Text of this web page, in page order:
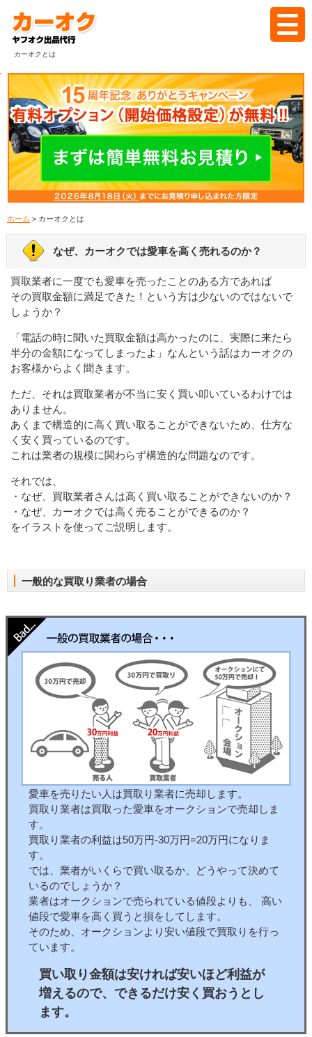
カーオクとは
代行の流れ
料金
落札実績
よくある質問
カーオクとは
ホーム > カーオクとは
なぜ、カーオクでは愛車を高く売れるのか？
買取業者に一度でも愛車を売ったことのある方であれば
その買取金額に満足できた！という方は少ないのではないで
しょうか？
「電話の時に聞いた買取金額は高かったのに、実際に来たら
半分の金額になってしまったよ」なんという話はカーオクの
お客様からよく聞きます。
ただ、それは買取業者が不当に安く買い叩いているわけでは
ありません。
あくまで構造的に高く買い取ることができないため、仕方な
く安く買っているのです。
これは業者の規模に関わらず構造的な問題なのです。
それでは、
・なぜ、買取業者さんは高く買い取ることができないのか？
・なぜ、カーオクでは高く売ることができるのか？
をイラストを使ってご説明します。
一般的な買取り業者の場合
愛車を売りたい人は買取り業者に売却します。
買取り業者は買取った愛車をオークションで売却しま
す。
買取り業者の利益は50万円-30万円=20万円になりま
す。
では、業者がいくらで買い取るか、どうやって決めて
いるのでしょうか？
業者はオークションで売られている値段よりも、 高い
値段で愛車を高く買うと損をしてします。
そのため、オークションより安い値段で買取りを行っ
ています。
買い取り金額は安ければ安いほど利益が
増えるので、できるだけ安く買おうとし
ます。